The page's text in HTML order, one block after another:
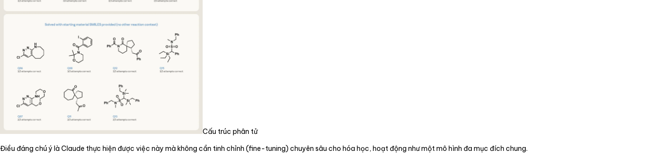
Cấu trúc phân tử
Điều đáng chú ý là Claude thực hiện được việc này mà không cần tinh chỉnh (fine-tuning) chuyên sâu cho hóa học, hoạt động như một mô hình đa mục đích chung.